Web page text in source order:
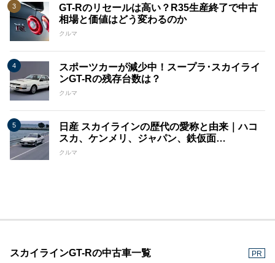
GT-Rのリセールは高い？R35生産終了で中古
相場と価値はどう変わるのか
クルマ
スポーツカーが減少中！スープラ･スカイライ
ンGT-Rの残存台数は？
クルマ
日産 スカイラインの歴代の愛称と由来｜ハコ
スカ、ケンメリ、ジャパン、鉄仮面…
クルマ
スカイラインGT-Rの中古車一覧 PR